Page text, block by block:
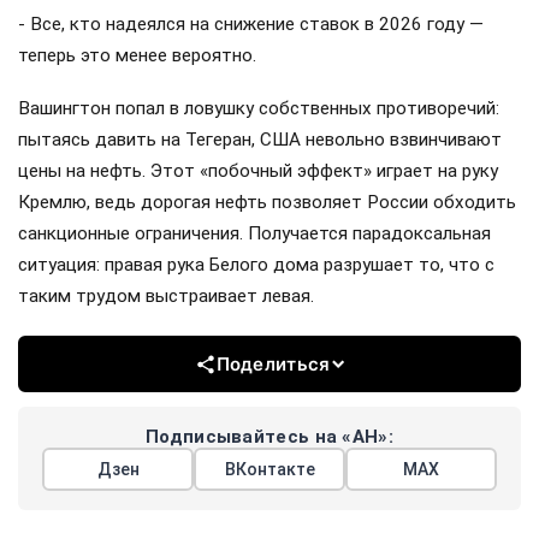
- Все, кто надеялся на снижение ставок в 2026 году —
теперь это менее вероятно.
Вашингтон попал в ловушку собственных противоречий:
пытаясь давить на Тегеран, США невольно взвинчивают
цены на нефть. Этот «побочный эффект» играет на руку
Кремлю, ведь дорогая нефть позволяет России обходить
санкционные ограничения. Получается парадоксальная
ситуация: правая рука Белого дома разрушает то, что с
таким трудом выстраивает левая.
Поделиться
Подписывайтесь на «АН»:
Дзен ВКонтакте МАХ